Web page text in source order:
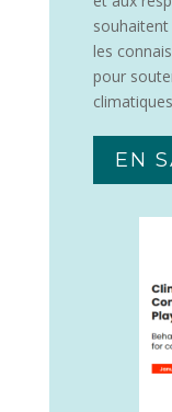
les
pour
EN